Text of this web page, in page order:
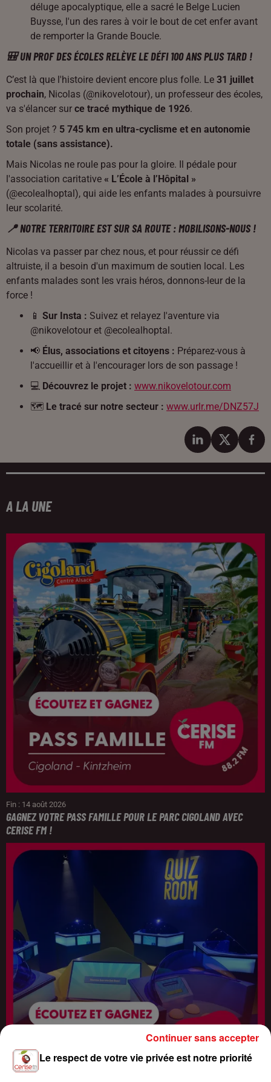
déluge apocalyptique, elle a sacré le Belge Lucien
Buysse, l'un des rares à voir le bout de cet enfer avant
de remporter la Grande Boucle.
🎒 UN PROF DES ÉCOLES RELÈVE LE DÉFI 100 ANS PLUS TARD !
C’est là que l'histoire devient encore plus folle. Le 31 juillet
prochain, Nicolas (@nikovelotour), un professeur des écoles,
va s'élancer sur ce tracé mythique de 1926.
Son projet ? 5 745 km en ultra-cyclisme et en autonomie
totale (sans assistance).
Mais Nicolas ne roule pas pour la gloire. Il pédale pour
l'association caritative « L’École à l’Hôpital »
(@ecolealhoptal), qui aide les enfants malades à poursuivre
leur scolarité.
📍 NOTRE TERRITOIRE EST SUR SA ROUTE : MOBILISONS-NOUS !
Nicolas va passer par chez nous, et pour réussir ce défi
altruiste, il a besoin d'un maximum de soutien local. Les
enfants malades sont les vrais héros, donnons-leur de la
force !
📱 Sur Insta : Suivez et relayez l'aventure via
@nikovelotour et @ecolealhoptal.
📢 Élus, associations et citoyens : Préparez-vous à
l'accueillir et à l'encourager lors de son passage !
💻 Découvrez le projet : www.nikovelotour.com
🗺️ Le tracé sur notre secteur : www.urlr.me/DNZ57J
A LA UNE
Fin : 14 août 2026
GAGNEZ VOTRE PASS FAMILLE POUR LE PARC CIGOLAND AVEC
CERISE FM !
Le respect de votre vie privée est notre priorité
Continuer sans accepter